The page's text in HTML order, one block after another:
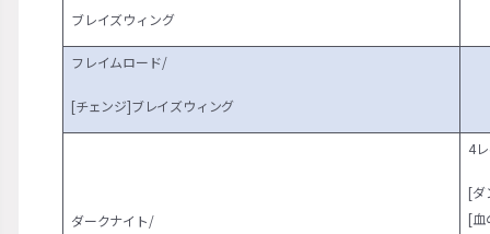
ブレイズウィング
フレイムロード/
[チェンジ]ブレイズウィング
ダークナイト/
4
[ダ
[血